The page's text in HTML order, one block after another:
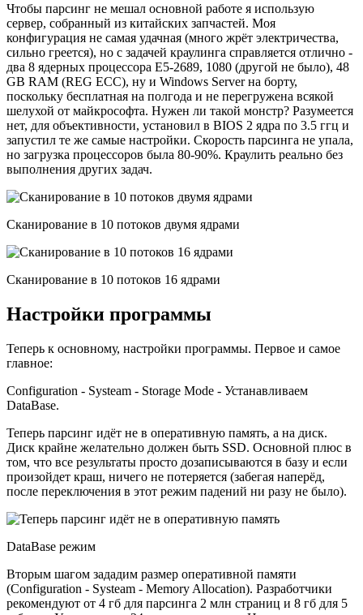
Чтобы парсинг не мешал основной работе я использую
сервер, собранный из китайских запчастей. Моя
конфигурация не самая удачная (много жрёт электричества,
сильно греется), но с задачей краулинга справляется отлично -
два 8 ядерных процессора E5-2689, 1080 (другой не было), 48
GB RAM (REG ECC), ну и Windows Server на борту,
поскольку бесплатная на полгода и не перегружена всякой
шелухой от майкрософта. Нужен ли такой монстр? Разумеется
нет, для объективности, установил в BIOS 2 ядра по 3.5 ггц и
запустил те же самые настройки. Скорость парсинга не упала,
но загрузка процессоров была 80-90%. Краулить реально без
выполнения других задач.
Сканирование в 10 потоков двумя ядрами
Сканирование в 10 потоков 16 ядрами
Настройки программы
Теперь к основному, настройки программы. Первое и самое
главное:
Configuration - Systeam - Storage Mode - Устанавливаем
DataBase.
Теперь парсинг идёт не в оперативную память, а на диск.
Диск крайне желательно должен быть SSD. Основной плюс в
том, что все результаты просто дозаписываются в базу и если
произойдет краш, ничего не потеряется (забегая наперёд,
после переключения в этот режим падений ни разу не было).
DataBase режим
Вторым шагом зададим размер оперативной памяти
(Configuration - Systeam - Memory Allocation). Разработчики
рекомендуют от 4 гб для парсинга 2 млн страниц и 8 гб для 5